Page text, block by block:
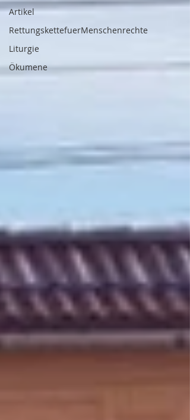
Artikel
RettungskettefuerMenschenrechte
Liturgie
Ökumene